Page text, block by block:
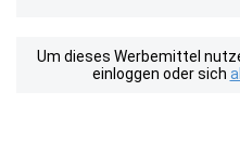
Um dieses Werbemittel
einloggen oder sich